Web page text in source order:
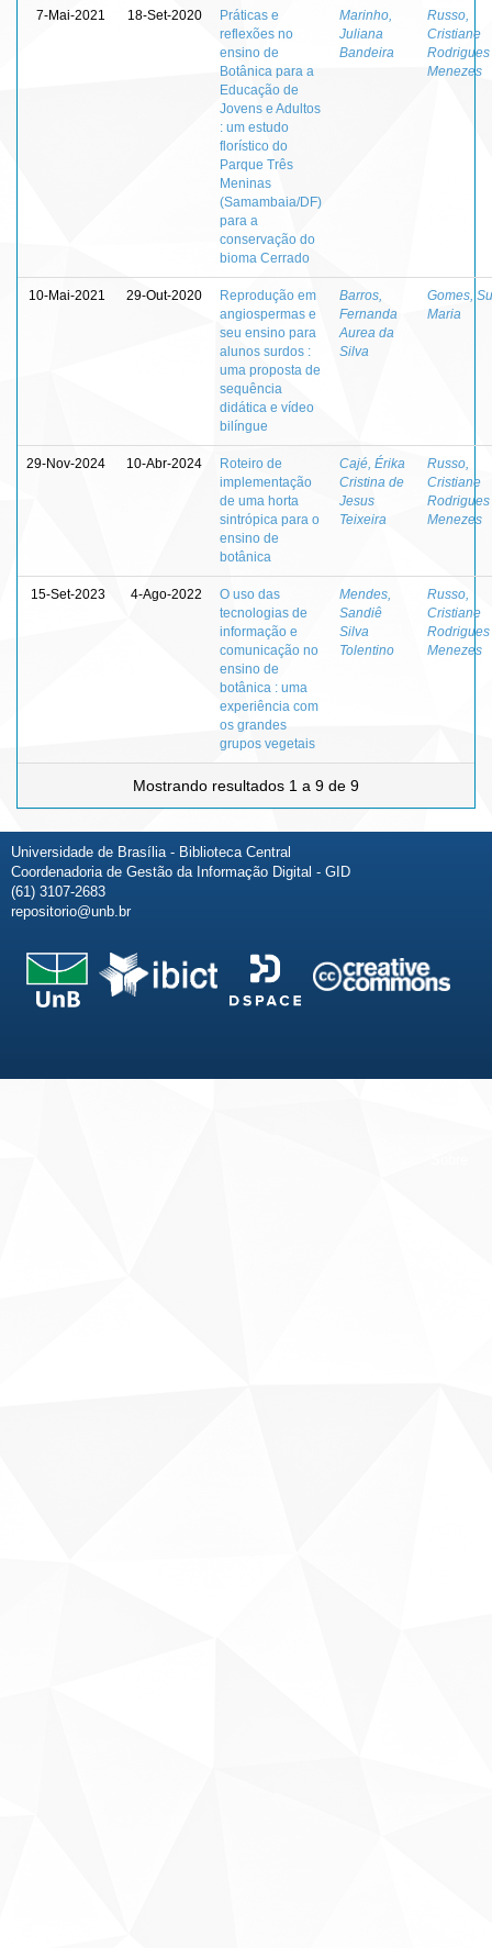
7-Mai-2021 18-Set-2020
Práticas e
reflexões no
ensino de
Botânica para a
Educação de
Jovens e Adultos
: um estudo
florístico do
Parque Três
Meninas
(Samambaia/DF)
para a
conservação do
bioma Cerrado
Marinho,
Juliana
Bandeira
Russo,
Cristiane
Rodrigues
Menezes
10-Mai-2021 29-Out-2020
Reprodução em
angiospermas e
seu ensino para
alunos surdos :
uma proposta de
sequência
didática e vídeo
bilíngue
Barros,
Fernanda
Aurea da
Silva
Gomes,
Maria
29-Nov-2024 10-Abr-2024
Roteiro de
implementação
de uma horta
sintrópica para o
ensino de
botânica
Cajé, Érika
Cristina de
Jesus
Teixeira
Russo,
Cristiane
Rodrigues
Menezes
15-Set-2023 4-Ago-2022
O uso das
tecnologias de
informação e
comunicação no
ensino de
botânica : uma
experiência com
os grandes
grupos vegetais
Mendes,
Sandiê
Silva
Tolentino
Russo,
Cristiane
Rodrigues
Menezes
Mostrando resultados 1 a 9 de 9
Universidade de Brasília - Biblioteca Central
Coordenadoria de Gestão da Informação Digital - GID
(61) 3107-2683
repositorio@unb.br